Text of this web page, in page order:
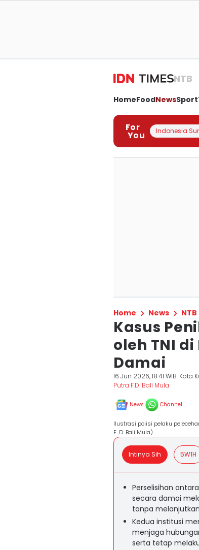
NTB
HomeFoodNewsSport
For
You Indonesia
Home News NTB
Kasus
oleh TNI
Damai
16 Jun 2026, 18:41 WIB Kota
Putra F.D. Bali Mula
News Channel
Ilustrasi polisi pelaku
F. D. Bali Mula)
Intinya Sih 5W1H
Perselisihan
secara damai
tanpa
Kedua institusi
menjaga
serta tetap